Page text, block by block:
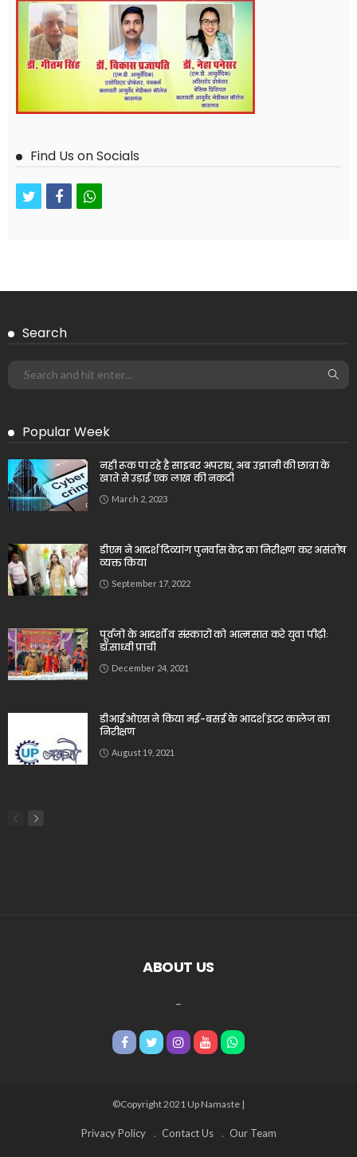
Find Us on Socials
twitterfacebookwhatsapp
Search
Popular Week
नही रूक पा रहे है साइबर अपराध, अब उझानी की छात्रा के
खाते से उड़ाई एक लाख की नकदी
March 2, 2023
डीएम ने आदर्श दिव्यांग पुनर्वास केंद्र का निरीक्षण कर असंतोष
व्यक्त किया
September 17, 2022
पूर्वजों के आदर्शों व संस्कारों को आत्मसात करे युवा पीढ़ीः
डॉ.साध्वी प्राची
December 24, 2021
डीआईओएस ने किया मई-बसई के आदर्श इंटर कालेज का
निरीक्षण
August 19, 2021
ABOUT US
©Copyright 2021 Up Namaste |
Privacy Policy Contact Us Our Team